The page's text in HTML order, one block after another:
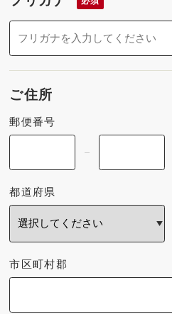
ご住所
郵便番号
都道府県
市区町村郡